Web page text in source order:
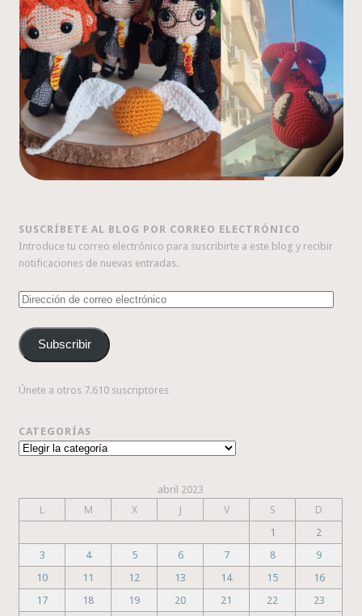
SUSCRÍBETE AL BLOG POR CORREO ELECTRÓNICO
Introduce tu correo electrónico para suscribirte a este blog y recibir
notificaciones de nuevas entradas.
Dirección
correo
electrónico
Subscribir
Únete a otros 7.610 suscriptores
CATEGORÍAS
Categorías
abril 2023
L
M X J V S
D
1
2
3
4 5 6 7 8
9
10
11 12 13 14 15
16
17
18 19 20 21 22
23